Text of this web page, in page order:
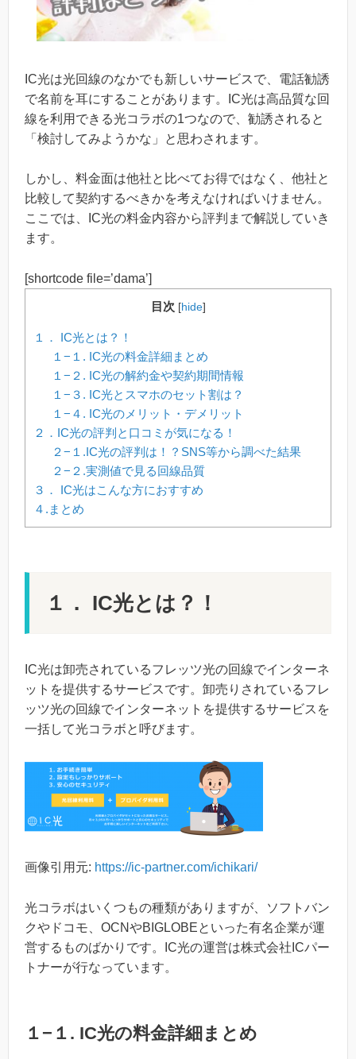
IC光は光回線のなかでも新しいサービスで、電話勧誘
で名前を耳にすることがあります。IC光は高品質な回
線を利用できる光コラボの1つなので、勧誘されると
「検討してみようかな」と思わされます。
しかし、料金面は他社と比べてお得ではなく、他社と
比較して契約するべきかを考えなければいけません。
ここでは、IC光の料金内容から評判まで解説していき
ます。
[shortcode file=’dama’]
目次 [hide]
１． IC光とは？！
１−１. IC光の料金詳細まとめ
１−２. IC光の解約金や契約期間情報
１−３. IC光とスマホのセット割は？
１−４. IC光のメリット・デメリット
２．IC光の評判と口コミが気になる！
２−１.IC光の評判は！？SNS等から調べた結果
２−２.実測値で見る回線品質
３． IC光はこんな方におすすめ
４.まとめ
１． IC光とは？！
IC光は卸売されているフレッツ光の回線でインターネ
ットを提供するサービスです。卸売りされているフレ
ッツ光の回線でインターネットを提供するサービスを
一括して光コラボと呼びます。
画像引用元: https://ic-partner.com/ichikari/
光コラボはいくつもの種類がありますが、ソフトバン
クやドコモ、OCNやBIGLOBEといった有名企業が運
営するものばかりです。IC光の運営は株式会社ICパー
トナーが行なっています。
１−１. IC光の料金詳細まとめ